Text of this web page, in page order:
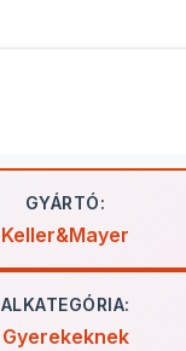
GYÁRTÓ:
Keller&Mayer
ALKATEGÓRIA:
Gyerekeknek